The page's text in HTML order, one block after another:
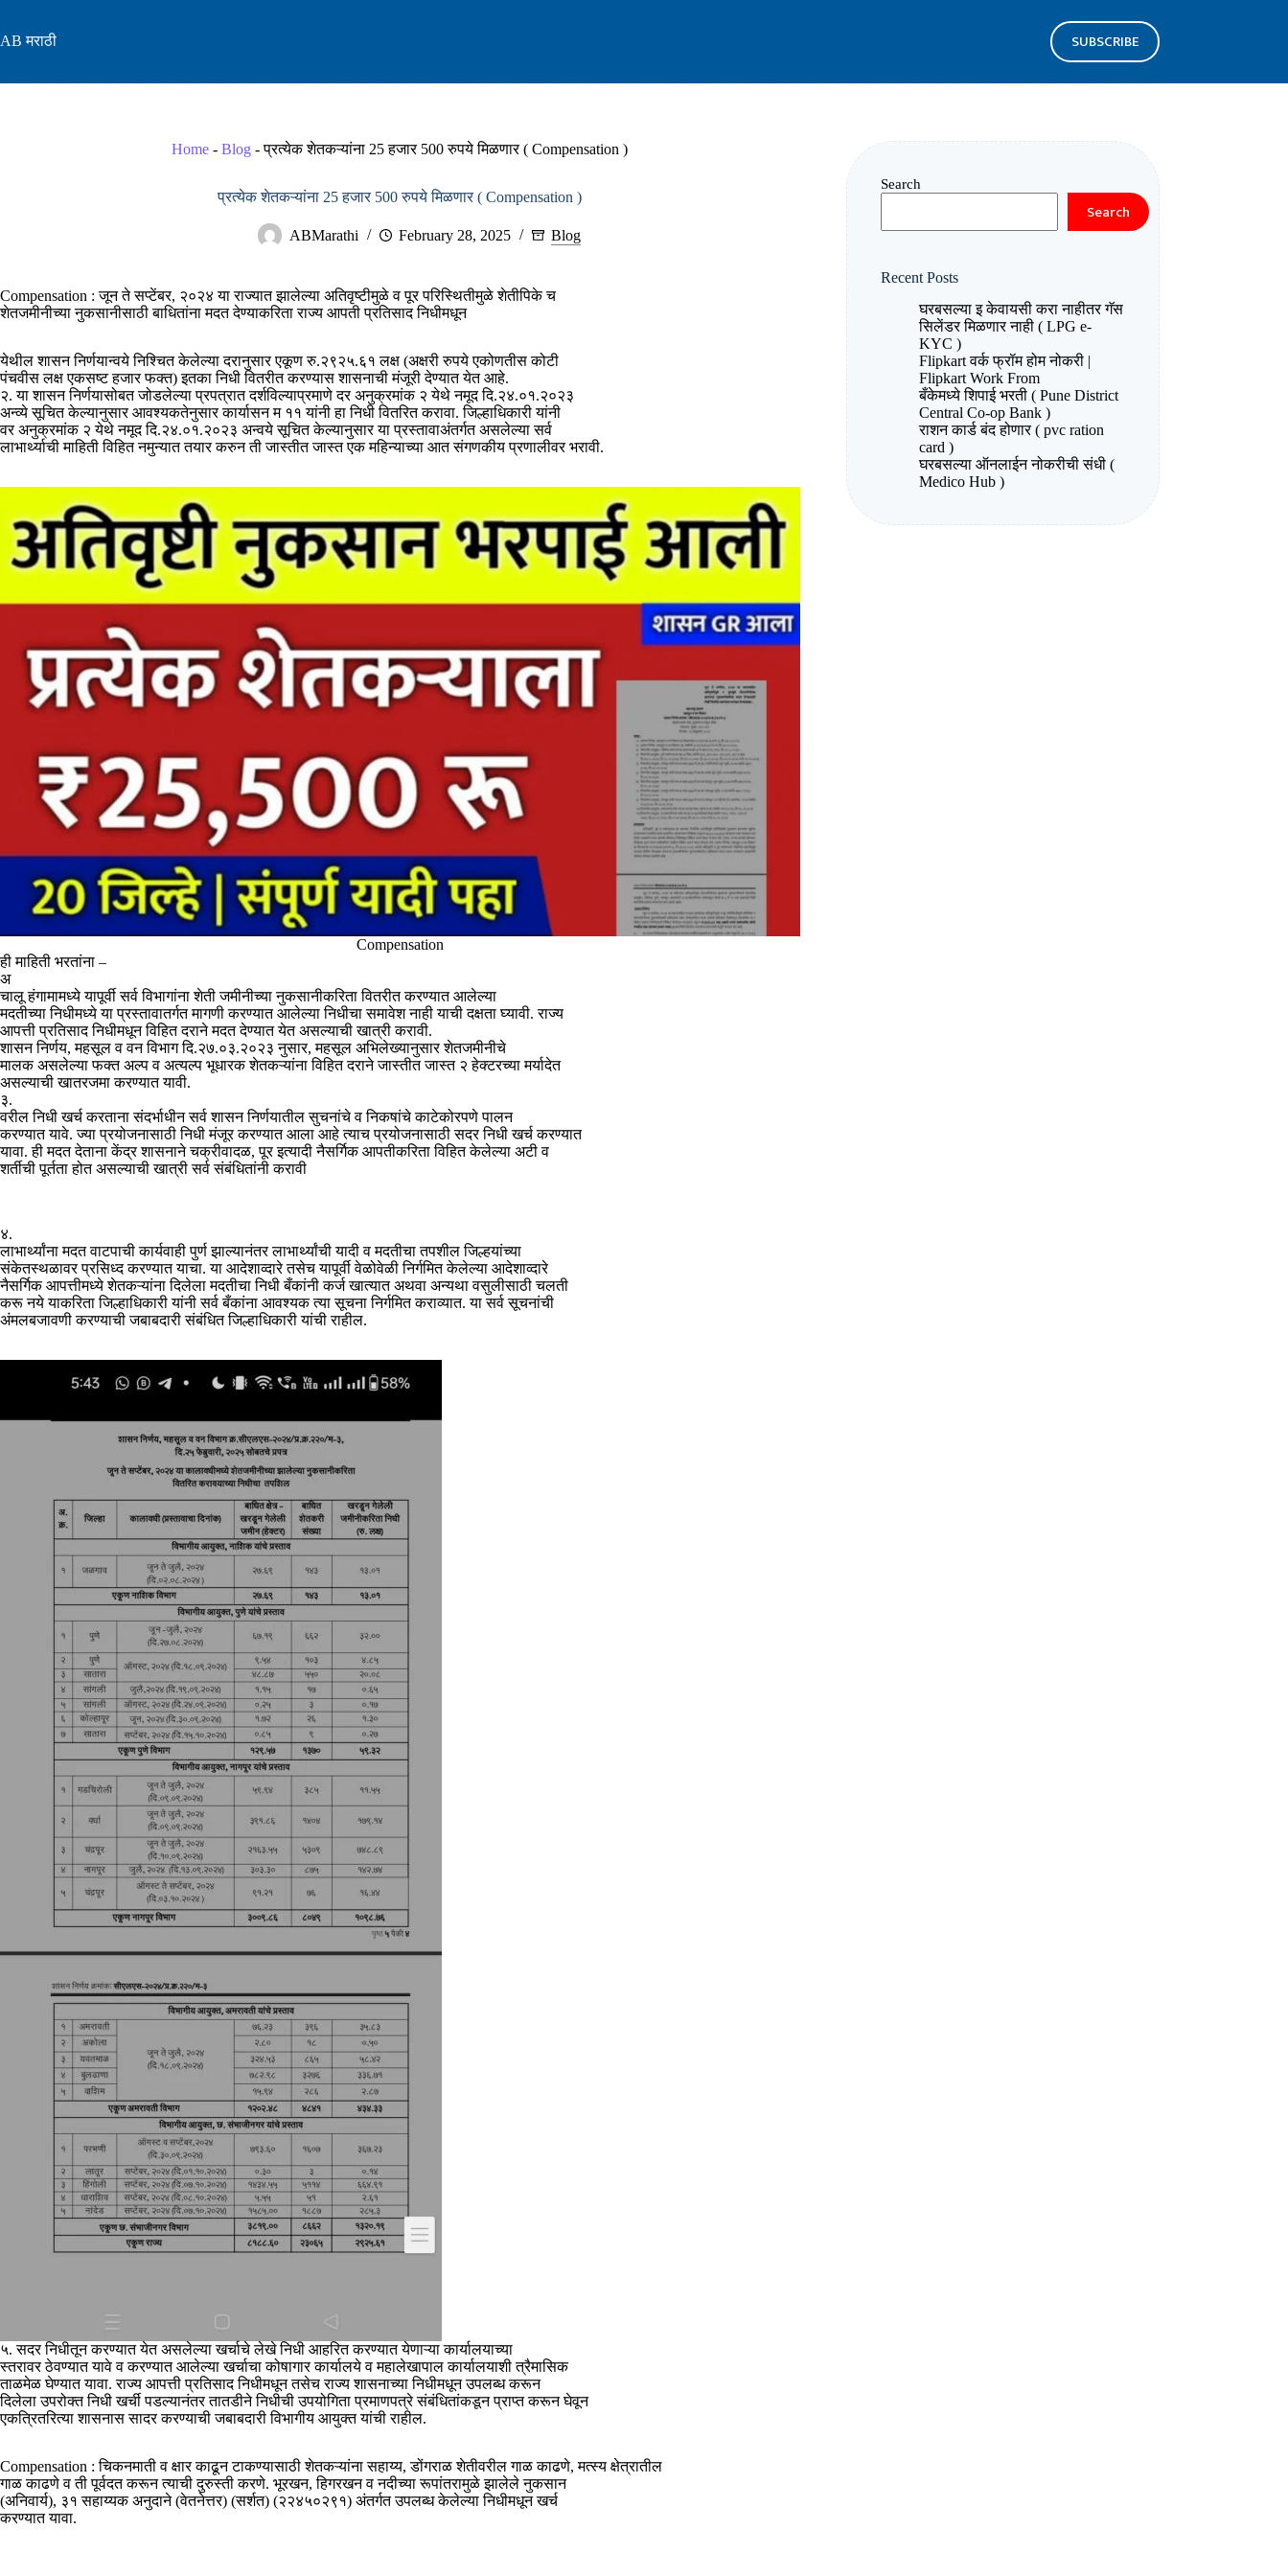
content
AB मराठी SUBSCRIBE
Home -Blog -प्रत्येक शेतकऱ्यांना 25 हजार 500 रुपये मिळणार ( Compensation )
प्रत्येक शेतकऱ्यांना 25 हजार 500 रुपये मिळणार ( Compensation )
ABMarathi February 28, 2025 Blog
Compensation : जून ते सप्टेंबर, २०२४ या राज्यात झालेल्या अतिवृष्टीमुळे व पूर परिस्थितीमुळे शेतीपिके च
शेतजमीनीच्या नुकसानीसाठी बाधितांना मदत देण्याकरिता राज्य आपती प्रतिसाद निधीमधून
येथील शासन निर्णयान्वये निश्चित केलेल्या दरानुसार एकूण रु.२९२५.६१ लक्ष (अक्षरी रुपये एकोणतीस कोटी
पंचवीस लक्ष एकसष्ट हजार फक्त) इतका निधी वितरीत करण्यास शासनाची मंजूरी देण्यात येत आहे.
२. या शासन निर्णयासोबत जोडलेल्या प्रपत्रात दर्शविल्याप्रमाणे दर अनुक्रमांक २ येथे नमूद दि.२४.०१.२०२३
अन्व्ये सूचित केल्यानुसार आवश्यकतेनुसार कार्यासन म ११ यांनी हा निधी वितरित करावा. जिल्हाधिकारी यांनी
वर अनुक्रमांक २ येथे नमूद दि.२४.०१.२०२३ अन्वये सूचित केल्यानुसार या प्रस्तावाअंतर्गत असलेल्या सर्व
लाभार्थ्याची माहिती विहित नमुन्यात तयार करुन ती जास्तीत जास्त एक महिन्याच्या आत संगणकीय प्रणालीवर भरावी.
Compensation
ही माहिती भरतांना –
अ
चालू हंगामामध्ये यापूर्वी सर्व विभागांना शेती जमीनीच्या नुकसानीकरिता वितरीत करण्यात आलेल्या
मदतीच्या निधीमध्ये या प्रस्तावातर्गत मागणी करण्यात आलेल्या निधीचा समावेश नाही याची दक्षता घ्यावी. राज्य
आपत्ती प्रतिसाद निधीमधून विहित दराने मदत देण्यात येत असल्याची खात्री करावी.
शासन निर्णय, महसूल व वन विभाग दि.२७.०३.२०२३ नुसार, महसूल अभिलेख्यानुसार शेतजमीनीचे
मालक असलेल्या फक्त अल्प व अत्यल्प भूधारक शेतकऱ्यांना विहित दराने जास्तीत जास्त २ हेक्टरच्या मर्यादेत
असल्याची खातरजमा करण्यात यावी.
३.
वरील निधी खर्च करताना संदर्भाधीन सर्व शासन निर्णयातील सुचनांचे व निकषांचे काटेकोरपणे पालन
करण्यात यावे. ज्या प्रयोजनासाठी निधी मंजूर करण्यात आला आहे त्याच प्रयोजनासाठी सदर निधी खर्च करण्यात
यावा. ही मदत देताना केंद्र शासनाने चक्रीवादळ, पूर इत्यादी नैसर्गिक आपतीकरिता विहित केलेल्या अटी व
शर्तीची पूर्तता होत असल्याची खात्री सर्व संबंधितांनी करावी
४.
लाभार्थ्यांना मदत वाटपाची कार्यवाही पुर्ण झाल्यानंतर लाभार्थ्यांची यादी व मदतीचा तपशील जिल्हयांच्या
संकेतस्थळावर प्रसिध्द करण्यात याचा. या आदेशाव्दारे तसेच यापूर्वी वेळोवेळी निर्गमित केलेल्या आदेशाव्दारे
नैसर्गिक आपत्तीमध्ये शेतकऱ्यांना दिलेला मदतीचा निधी बँकांनी कर्ज खात्यात अथवा अन्यथा वसुलीसाठी चलती
करू नये याकरिता जिल्हाधिकारी यांनी सर्व बँकांना आवश्यक त्या सूचना निर्गमित कराव्यात. या सर्व सूचनांची
अंमलबजावणी करण्याची जबाबदारी संबंधित जिल्हाधिकारी यांची राहील.
५. सदर निधीतून करण्यात येत असलेल्या खर्चाचे लेखे निधी आहरित करण्यात येणाऱ्या कार्यालयाच्या
स्तरावर ठेवण्यात यावे व करण्यात आलेल्या खर्चाचा कोषागार कार्यालये व महालेखापाल कार्यालयाशी त्रैमासिक
ताळमेळ घेण्यात यावा. राज्य आपत्ती प्रतिसाद निधीमधून तसेच राज्य शासनाच्या निधीमधून उपलब्ध करून
दिलेला उपरोक्त निधी खर्ची पडल्यानंतर तातडीने निधीची उपयोगिता प्रमाणपत्रे संबंधितांकडून प्राप्त करून घेवून
एकत्रितरित्या शासनास सादर करण्याची जबाबदारी विभागीय आयुक्त यांची राहील.
Compensation : चिकनमाती व क्षार काढून टाकण्यासाठी शेतकऱ्यांना सहाय्य, डोंगराळ शेतीवरील गाळ काढणे, मत्स्य क्षेत्रातील
गाळ काढणे व ती पूर्वदत करून त्याची दुरुस्ती करणे. भूरखन, हिगरखन व नदीच्या रूपांतरामुळे झालेले नुकसान
(अनिवार्य), ३१ सहाय्यक अनुदाने (वेतनेत्तर) (सर्शत) (२२४५०२९१) अंतर्गत उपलब्ध केलेल्या निधीमधून खर्च
करण्यात यावा.
Search
Search
Recent Posts
घरबसल्या इ केवायसी करा नाहीतर गॅस
सिलेंडर मिळणार नाही ( LPG e-
KYC )
Flipkart वर्क फ्रॉम होम नोकरी |
Flipkart Work From
बँकेमध्ये शिपाई भरती ( Pune District
Central Co-op Bank )
राशन कार्ड बंद होणार ( pvc ration
card )
घरबसल्या ऑनलाईन नोकरीची संधी (
Medico Hub )